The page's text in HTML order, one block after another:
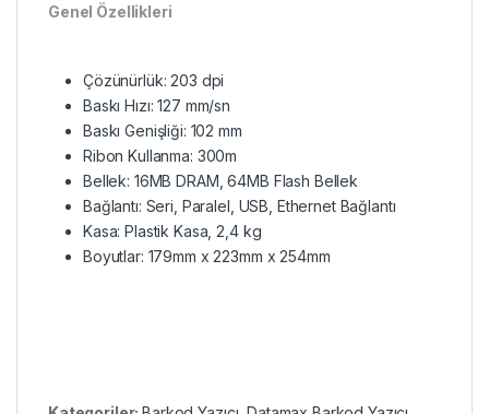
Genel Özellikleri
Çözünürlük: 203 dpi
Baskı Hızı: 127 mm/sn
Baskı Genişliği: 102 mm
Ribon Kullanma: 300m
Bellek: 16MB DRAM, 64MB Flash Bellek
Bağlantı: Seri, Paralel, USB, Ethernet Bağlantı
Kasa: Plastik Kasa, 2,4 kg
Boyutlar: 179mm x 223mm x 254mm